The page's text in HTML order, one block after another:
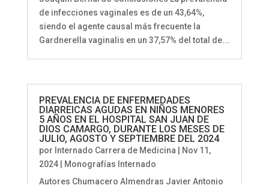
de infecciones vaginales es de un 43,64%,
siendo el agente causal más frecuente la
Gardnerella vaginalis en un 37,57% del total de...
PREVALENCIA DE ENFERMEDADES
DIARREICAS AGUDAS EN NIÑOS MENORES
5 AÑOS EN EL HOSPITAL SAN JUAN DE
DIOS CAMARGO, DURANTE LOS MESES DE
JULIO, AGOSTO Y SEPTIEMBRE DEL 2024
por Internado Carrera de Medicina
Nov 11,
2024|
Monografías Internado
Autores Chumacero Almendras Javier Antonio